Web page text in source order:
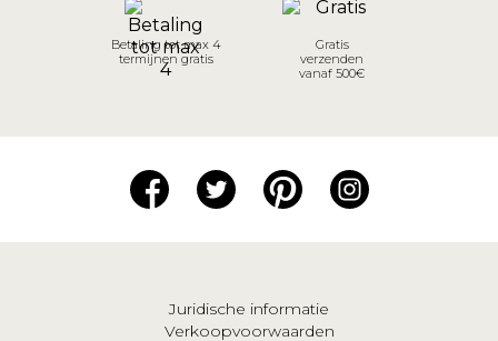
Betaling tot max 4
termijnen gratis
Gratis
verzenden
vanaf 500€
Juridische informatie
Verkoopvoorwaarden